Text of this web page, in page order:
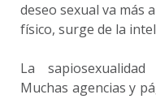
deseo sexual va más
físico, surge de la
La
Muchas agencias y